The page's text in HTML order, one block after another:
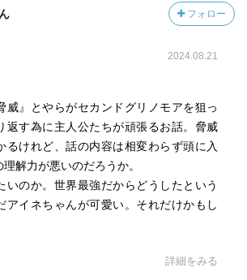
フォロー
2024.08.21
威』とやらがセカンドグリノモアを狙っ
返す為に主人公たちが頑張るお話。脅威
るけれど、話の内容は相変わらず頭に入
解力が悪いのだろうか。
いのか。世界最強だからどうしたという
アイネちゃんが可愛い。それだけかもし
詳細をみる